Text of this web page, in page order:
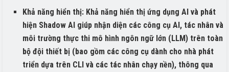
Khả năng hiển thị: Khả năng hiển thị ứng dụng AI và phát
hiện Shadow AI giúp nhận diện các công cụ AI, tác nhân và
môi trường thực thi mô hình ngôn ngữ lớn (LLM) trên toàn
bộ đội thiết bị (bao gồm các công cụ dành cho nhà phát
triển dựa trên CLI và các tác nhân chạy nền), thông qua